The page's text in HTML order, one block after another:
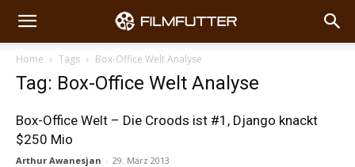
Home Tags Box-Office Welt Analyse
Tag: Box-Office Welt Analyse
Box-Office Welt – Die Croods ist #1, Django knackt
$250 Mio
Arthur Awanesjan - 29. März 2013